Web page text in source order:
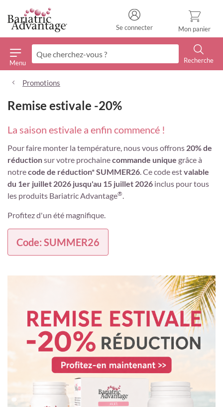
Menu
Recherche
Mon panier
Se connecter
Promotions
Remise estivale -20%
La saison estivale a enfin commencé !
Pour faire monter la température, nous vous offrons 20% de
réductionsur votre prochainecommande unique grâce à
notrecode de réduction* SUMMER26. Ce code estvalable
du 1er juillet 2026 jusqu'au 15 juillet 2026 inclus pour tous
les produits Bariatric Advantage®.
Profitez d'un été magnifique.
Code: SUMMER26